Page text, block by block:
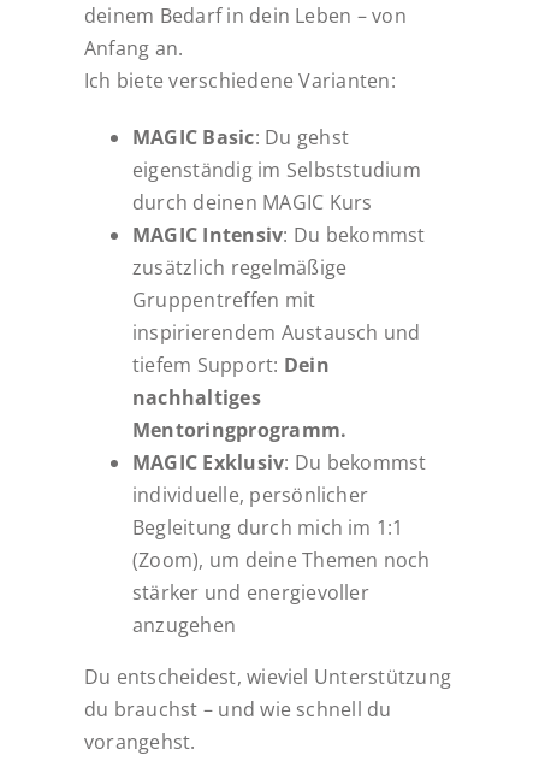
deinem Bedarf in dein Leben – von
Anfang an.
Ich biete verschiedene Varianten:
MAGIC Basic: Du gehst
eigenständig im Selbststudium
durch deinen MAGIC Kurs
MAGIC Intensiv: Du bekommst
zusätzlich regelmäßige
Gruppentreffen mit
inspirierendem Austausch und
tiefem Support: Dein
nachhaltiges
Mentoringprogramm.
MAGIC Exklusiv: Du bekommst
individuelle, persönlicher
Begleitung durch mich im 1:1
(Zoom), um deine Themen noch
stärker und energievoller
anzugehen
Du entscheidest, wieviel Unterstützung
du brauchst – und wie schnell du
vorangehst.